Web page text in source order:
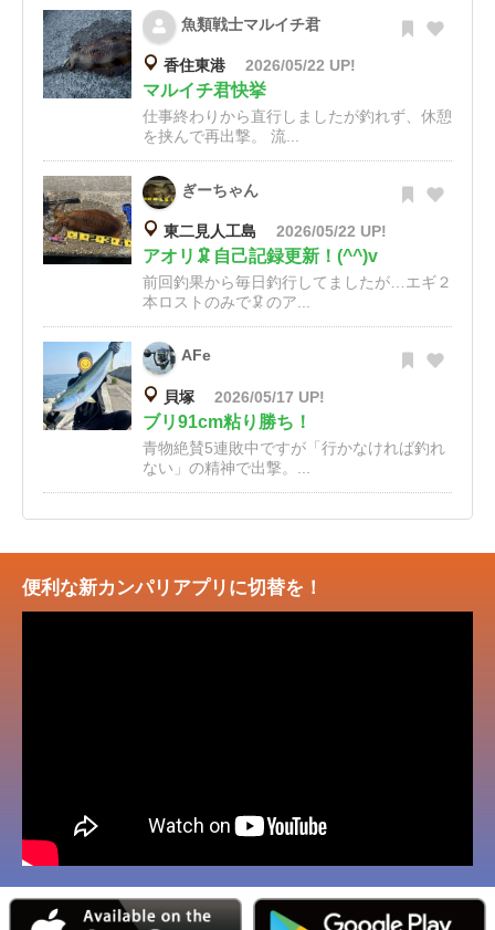
魚類戦士マルイチ君
香住東港 2026/05/22 UP!
マルイチ君快挙
仕事終わりから直行しましたが釣れず、休憩
を挟んで再出撃。 流...
ぎーちゃん
東二見人工島 2026/05/22 UP!
アオリ🦑自己記録更新！(^^)v
前回釣果から毎日釣行してましたが…エギ２
本ロストのみで🦑のア...
AFe
貝塚 2026/05/17 UP!
ブリ91cm粘り勝ち！
青物絶賛5連敗中ですが「行かなければ釣れ
ない」の精神で出撃。...
便利な新カンパリアプリに切替を！